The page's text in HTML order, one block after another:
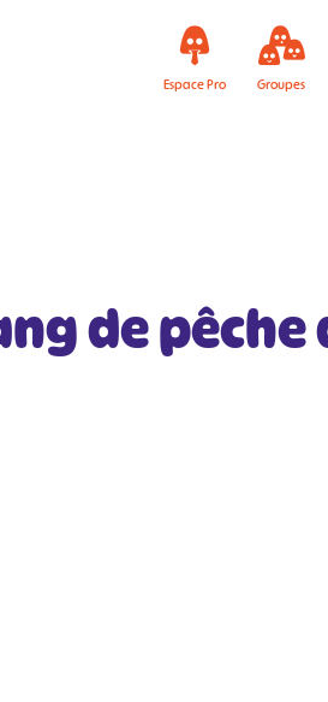
Espace Pro Groupes
de pêche